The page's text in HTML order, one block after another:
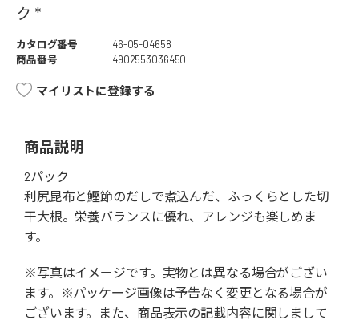
ク *
カタログ番号
46-05-04658
商品番号
4902553036450
マイリストに登録する
商品説明
2パック
利尻昆布と鰹節のだしで煮込んだ、ふっくらとした切
干大根。栄養バランスに優れ、アレンジも楽しめま
す。
※写真はイメージです。実物とは異なる場合がござい
ます。※パッケージ画像は予告なく変更となる場合が
ございます。また、商品表示の記載内容に関しまして